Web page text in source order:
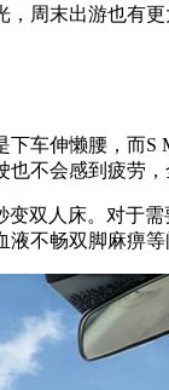
周末出游也有
车伸懒腰，而
不会感到疲劳，
双人床。对于
不畅双脚麻痹等